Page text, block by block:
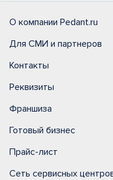
О компании Pedant.ru
Для СМИ и партнеров
Контакты
Реквизиты
Франшиза
Готовый бизнес
Прайс-лист
Сеть сервисных